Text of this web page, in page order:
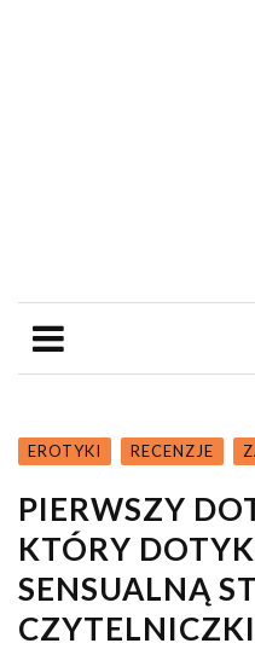
EROTYKI RECENZJE
PIERWSZY
KTÓRY
SENSUALNĄ
CZYTELNICZKI